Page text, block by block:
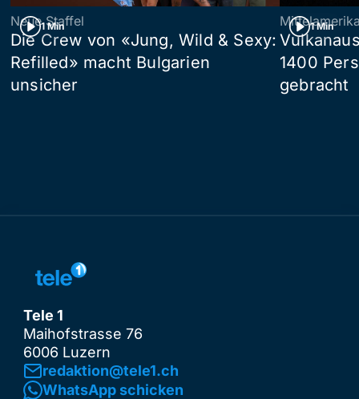
1 Min
Neue Staffel
Die Crew von «Jung, Wild & Sexy:
Refilled» macht Bulgarien
unsicher
1 Min
1400
gebracht
Tele 1
Maihofstrasse 76
6006 Luzern
redaktion@tele1.ch
WhatsApp schicken